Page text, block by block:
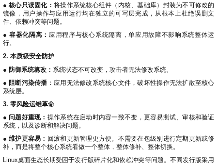
字
看
板
行
守
品
牌
使
用
南
国
际
排
名
区
C
L
A
署
S
I
G
介
加
S
I
G
S
G
角
色
S
I
>
用
组
用
组
加
入
用
组
>
贡
献
略
社
区
实
习
>
成
长
和
收
获
成
历
龙
开
发
者
赛
活
动
本
测
用
户
组
活
大
赛
麒
麟
大
开
放
原
子
赛
G
o
d
o
社
区
论
邮
列
表
>
会
开
者
大
会
(
0
2
5
)
心
区
人
才
认
打
包
规
范
软
件
包
译
台
发
行
构
平
台
持
续
集
>
码
代
库
兼
容
适
安
漏
洞
容
生
发
行
版
技
>
议
声
明
软
件
上
协
议
贡
献
协
● 核心只读固化： 将操作系统核心组件（内核、基础库）封装为不可修改的
镜像，用户操作与应用运行均在独立的可写层完成，从根本上杜绝误删文
件、依赖冲突等问题。
● 容器化隔离： 应用程序与核心系统隔离，单应用故障不影响系统整体运
行。
2. 本质级安全防护
● 防御系统篡改： 系统状态不可改变，攻击者无法修改系统。
● 阻断污染传播 ：应用无法修改系统核心文件，破坏性操作无法扩散至核心
系统层。
3. 零风险运维革命
● 问题好重现： 操作系统在启动时内容一致不变，更容易测试、审核和验证
系统，以及诊断和解决问题。
● 维护更容易： 回滚和更新管理更方便。不需要在包级别进行定期更新或修
补，而是将整个核心系统看做一个整体，整体修补、整体切换。
Linux桌面生态长期受困于发行版碎片化和依赖冲突等问题。不同发行版采用